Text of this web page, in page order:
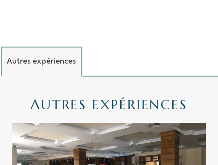
Autres expériences
AUTRES EXPÉRIENCES